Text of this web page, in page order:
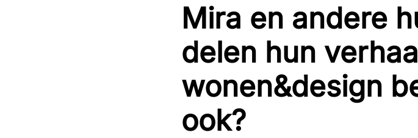
Mira en andere
delen hun
wonen&design
ook?